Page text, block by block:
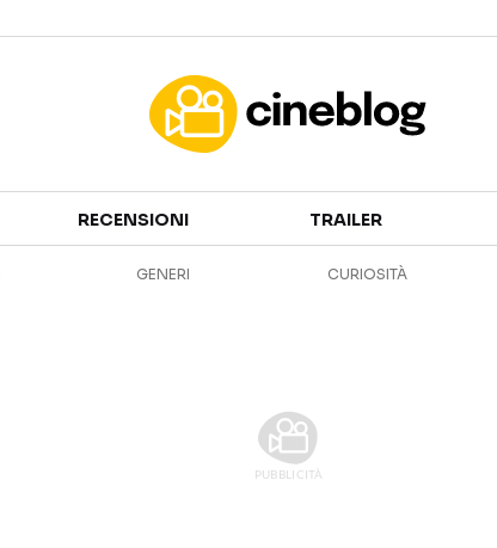
CANALI STREAMING
RECENSIONI TRAILER
GENERI CURIOSITÀ